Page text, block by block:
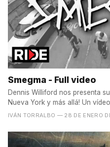
Smegma - Full video
Dennis Williford nos presenta
Nueva York y más allá! Un
IVÁN TORRALBO — 28 DE ENERO